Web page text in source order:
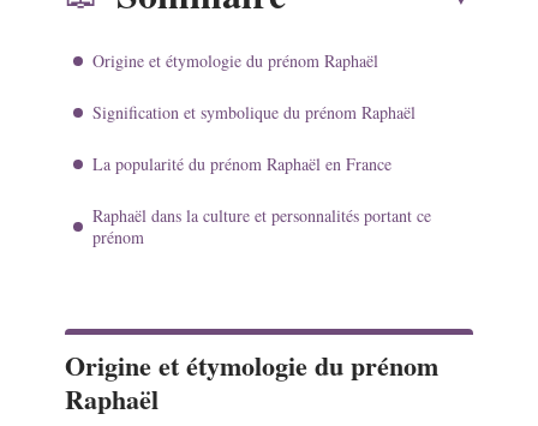
Origine et étymologie du prénom Raphaël
Signification et symbolique du prénom Raphaël
La popularité du prénom Raphaël en France
Raphaël dans la culture et personnalités portant ce
prénom
Origine et étymologie du prénom
Raphaël